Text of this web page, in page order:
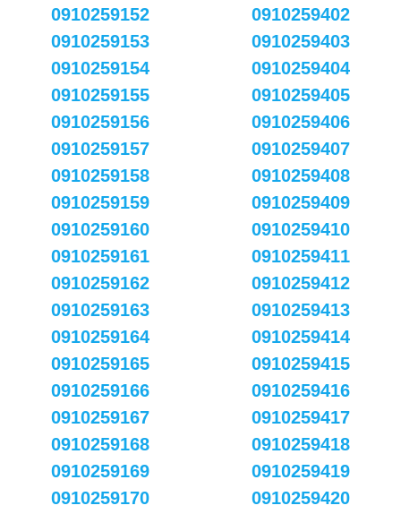
0910259152
0910259153
0910259154
0910259155
0910259156
0910259157
0910259158
0910259159
0910259160
0910259161
0910259162
0910259163
0910259164
0910259165
0910259166
0910259167
0910259168
0910259169
0910259170
0910259402
0910259403
0910259404
0910259405
0910259406
0910259407
0910259408
0910259409
0910259410
0910259411
0910259412
0910259413
0910259414
0910259415
0910259416
0910259417
0910259418
0910259419
0910259420